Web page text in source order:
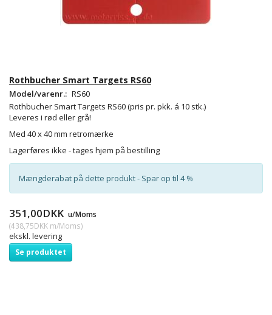
Rothbucher Smart Targets RS60
Model/varenr.: RS60
Rothbucher Smart Targets RS60(pris pr. pkk. á 10 stk.)
Leveres i rød eller grå!
Med 40 x 40 mm retromærke
Lagerføres ikke - tages hjem på bestilling
Mængderabat på dette produkt - Spar op til 4 %
351,00DKK u/Moms
(438,75DKK m/Moms)
ekskl. levering
Se produktet